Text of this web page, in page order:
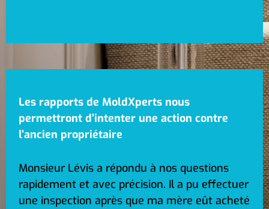
Les rapports de MoldXperts nous
permettront d’intenter une action contre
l’ancien propriétaire
Monsieur Lévis a répondu à nos questions
rapidement et avec précision. Il a pu effectuer
une inspection après que ma mère eût acheté